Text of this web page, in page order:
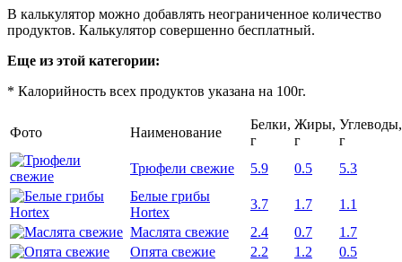
В калькулятор можно добавлять неограниченное количество
продуктов. Калькулятор совершенно бесплатный.
Еще из этой категории:
* Калорийность всех продуктов указана на 100г.
Фото Наименование
Белки,
г
Жиры,
г
Углеводы,
г
Трюфели свежие
5.9 0.5
5.3
Белые грибы
Hortex
3.7 1.7
1.1
Маслята свежие
2.4 0.7
1.7
Опята свежие
2.2 1.2
0.5